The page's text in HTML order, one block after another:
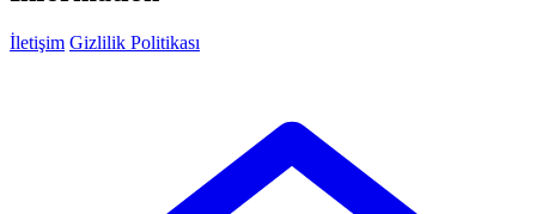
İletişim Gizlilik Politikası